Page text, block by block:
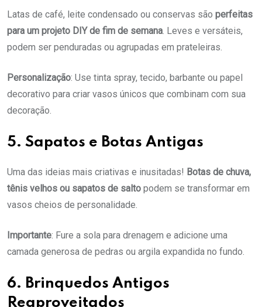
Latas de café, leite condensado ou conservas são perfeitas
para um projeto DIY de fim de semana. Leves e versáteis,
podem ser penduradas ou agrupadas em prateleiras.
Personalização: Use tinta spray, tecido, barbante ou papel
decorativo para criar vasos únicos que combinam com sua
decoração.
5. Sapatos e Botas Antigas
Uma das ideias mais criativas e inusitadas! Botas de chuva,
tênis velhos ou sapatos de salto podem se transformar em
vasos cheios de personalidade.
Importante: Fure a sola para drenagem e adicione uma
camada generosa de pedras ou argila expandida no fundo.
6. Brinquedos Antigos
Reaproveitados